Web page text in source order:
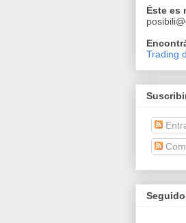
Éste es
Trading